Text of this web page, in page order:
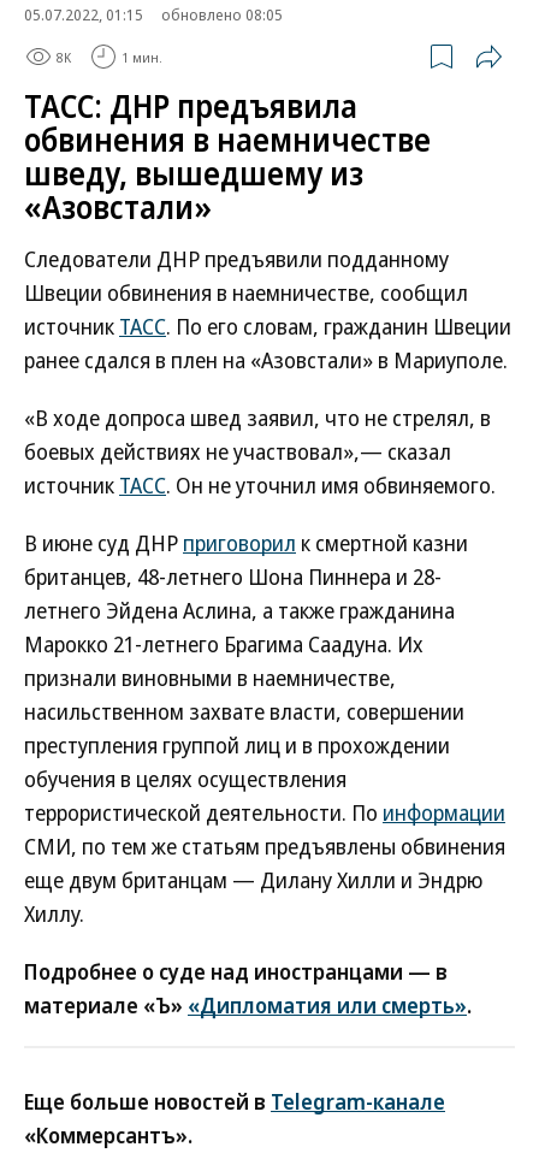
05.07.2022, 01:15
обновлено 08:05
8K 1 мин.
ТАСС: ДНР предъявила
обвинения в наемничестве
шведу, вышедшему из
«Азовстали»
Следователи ДНР предъявили подданному
Швеции обвинения в наемничестве, сообщил
источник ТАСС. По его словам, гражданин Швеции
ранее сдался в плен на «Азовстали» в Мариуполе.
«В ходе допроса швед заявил, что не стрелял, в
боевых действиях не участвовал»,— сказал
источник ТАСС. Он не уточнил имя обвиняемого.
В июне суд ДНР приговорил к смертной казни
британцев, 48-летнего Шона Пиннера и 28-
летнего Эйдена Аслина, а также гражданина
Марокко 21-летнего Брагима Саадуна. Их
признали виновными в наемничестве,
насильственном захвате власти, совершении
преступления группой лиц и в прохождении
обучения в целях осуществления
террористической деятельности. По информации
СМИ, по тем же статьям предъявлены обвинения
еще двум британцам — Дилану Хилли и Эндрю
Хиллу.
Подробнее о суде над иностранцами — в
материале «Ъ» «Дипломатия или смерть».
Еще больше новостей в Telegram-канале
«Коммерсантъ».